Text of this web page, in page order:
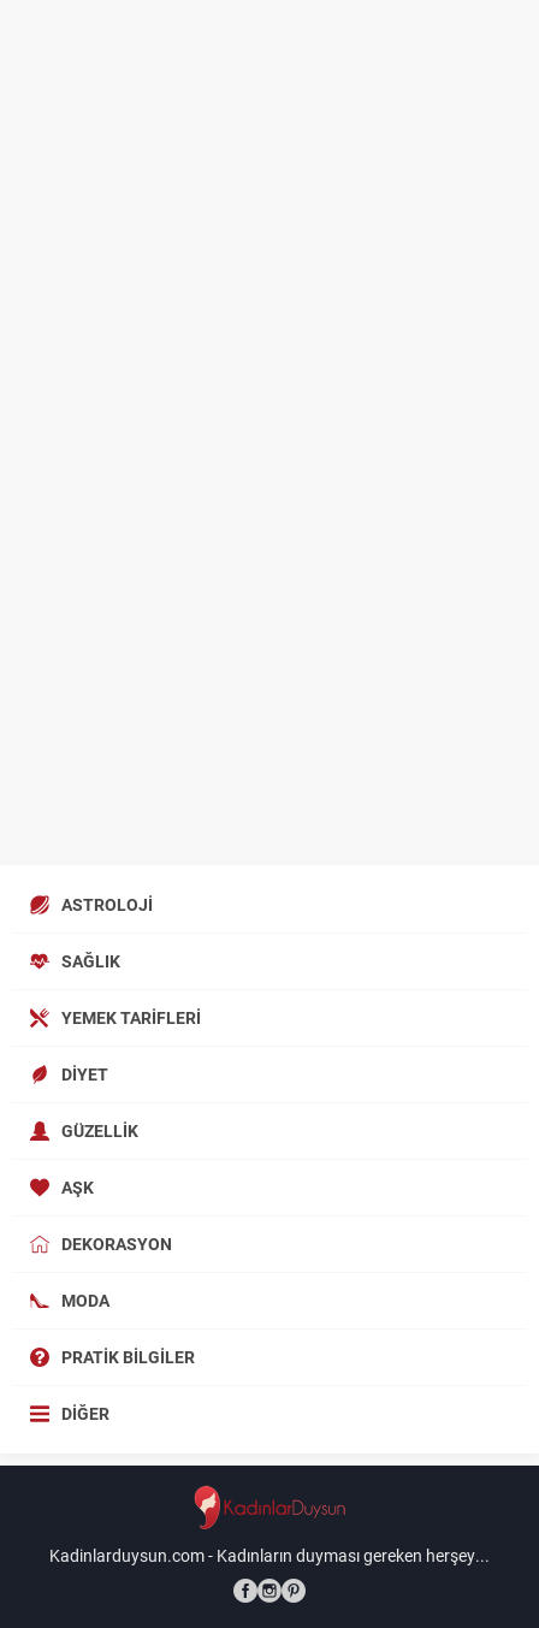
ASTROLOJI
SAĞLIK
YEMEK TARIFLERI
DIYET
GÜZELLIK
AŞK
DEKORASYON
MODA
PRATIK BILGILER
DIĞER
Kadinlarduysun.com - Kadınların duyması gereken herşey...